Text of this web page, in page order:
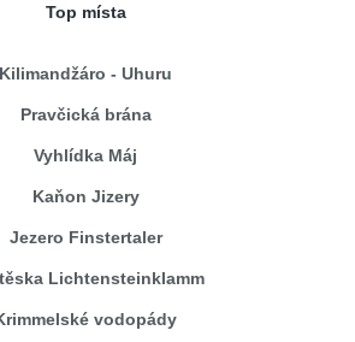
Top místa
Kilimandžáro - Uhuru
Pravčická brána
Vyhlídka Máj
Kaňon Jizery
Jezero Finstertaler
Lichtensteinklamm
vodopády